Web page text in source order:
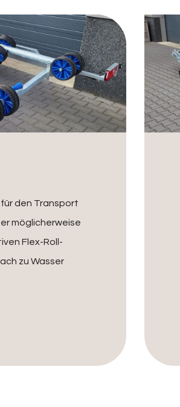
den Transport
möglicherweise
Flex-Roll-
zu Wasser